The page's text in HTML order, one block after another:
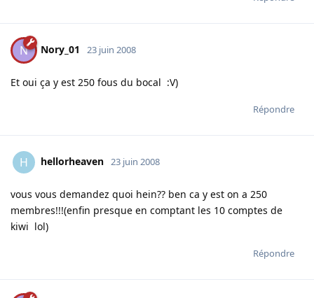
N Nory_01 23 juin 2008
Et oui ça y est 250 fous du bocal :V)
Répondre
H hellorheaven 23 juin 2008
vous vous demandez quoi hein?? ben ca y est on a 250
membres!!!(enfin presque en comptant les 10 comptes de
kiwi lol)
Répondre